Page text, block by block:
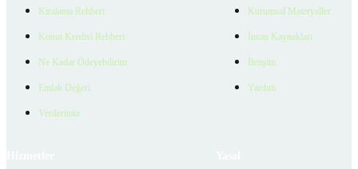
Kiralama Rehberi
Konut Kredisi Rehberi
Ne Kadar Ödeyebilirim
Emlak Değeri
Verilerimiz
Kurumsal Materyaller
İnsan Kaynakları
İletişim
Yardım